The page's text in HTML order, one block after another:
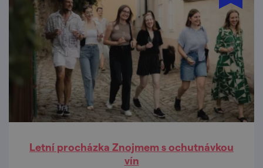
Letní procházka Znojmem s ochutnávkou
vín